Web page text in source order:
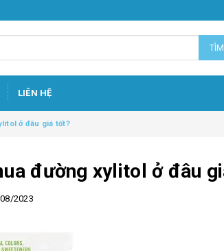
LIÊN HỆ
ở đâu giá tốt?
đường xylitol ở đâu
2023